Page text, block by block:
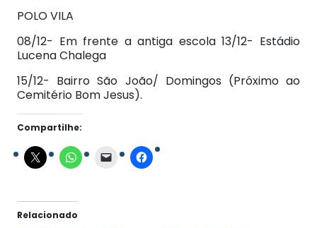
POLO VILA
08/12- Em frente a antiga escola 13/12- Estádio
Lucena Chalega
15/12- Bairro São João/ Domingos (Próximo ao
Cemitério Bom Jesus).
Compartilhe:
Relacionado